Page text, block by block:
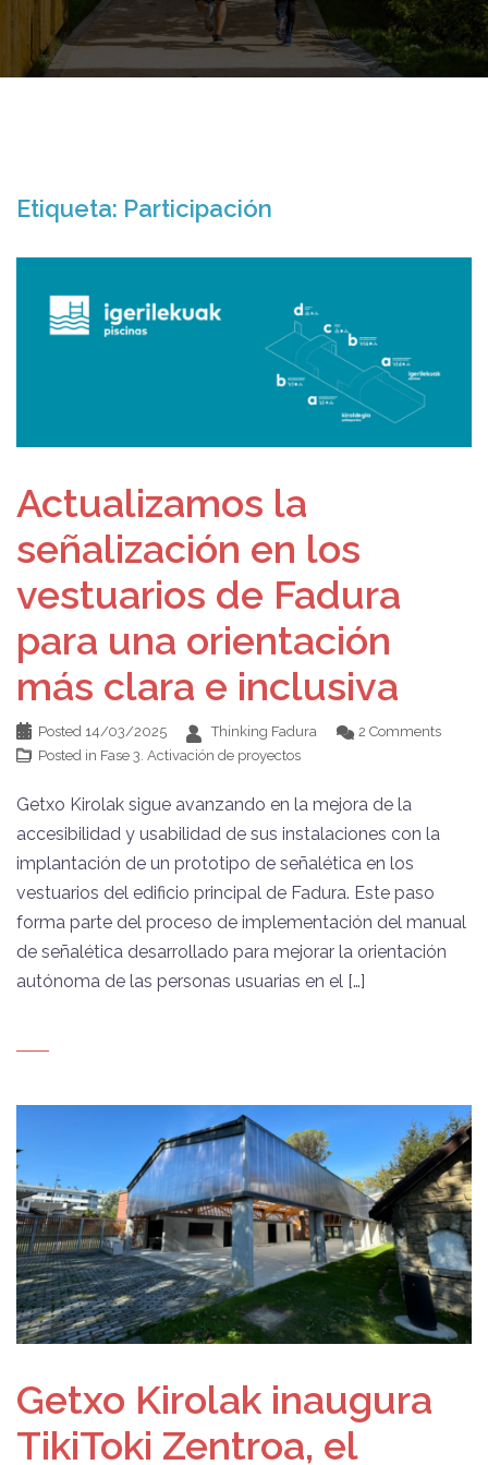
Etiqueta: Participación
Actualizamos la
señalización en los
vestuarios de Fadura
para una orientación
más clara e inclusiva
Posted 14/03/2025 Thinking Fadura
2 Comments
Posted in Fase 3. Activación de proyectos
Getxo Kirolak sigue avanzando en la mejora de la
accesibilidad y usabilidad de sus instalaciones con la
implantación de un prototipo de señalética en los
vestuarios del edificio principal de Fadura. Este paso
forma parte del proceso de implementación del manual
de señalética desarrollado para mejorar la orientación
autónoma de las personas usuarias en el […]
Getxo Kirolak inaugura
TikiToki Zentroa, el